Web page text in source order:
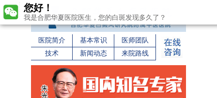
医院简介 基本常识
医师团队
技术
新闻动态 来院路线
您好！
我是合肥华夏医院医生，您的白斑发现多久了？